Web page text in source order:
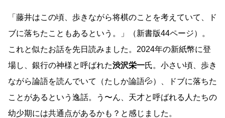
「藤井はこの頃、歩きながら将棋のことを考えていて、ド
ブに落ちたこともあるという。」（新書版44ページ）。
これと似たお話を先日読みました。2024年の新紙幣に登
場し、銀行の神様と呼ばれた渋沢栄一氏。小さい頃、歩き
ながら論語を読んでいて（たしか論語💦）、ドブに落ちた
ことがあるという逸話。う〜ん、天才と呼ばれる人たちの
幼少期には共通点があるかも？と感じました。